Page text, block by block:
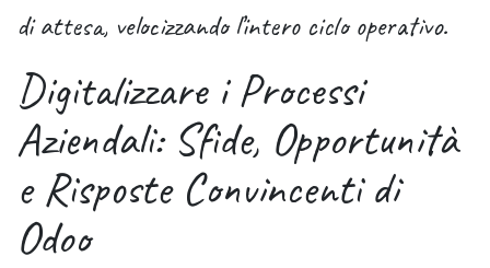
di attesa, velocizzando l’intero ciclo operativo.
Digitalizzare i Processi
Aziendali: Sfide, Opportunità
e Risposte Convincenti di
Odoo